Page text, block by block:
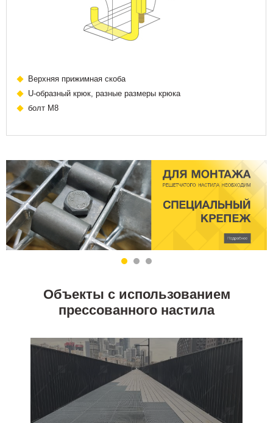
Верхняя прижимная скоба
U-образный крюк, разные размеры крюка
болт М8
Объекты с использованием
прессованного настила